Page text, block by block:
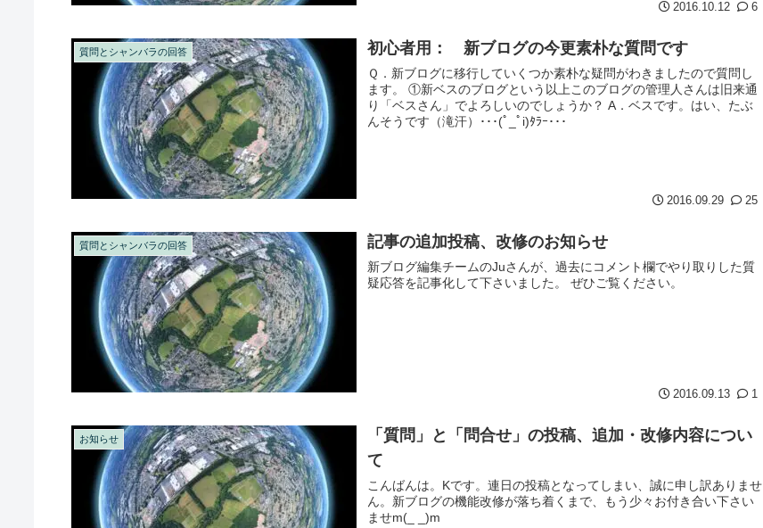
2016.10.12 6
質問とシャンバラの回答 初心者用： 新ブログの今更素朴な質問です
Ｑ．新ブログに移行していくつか素朴な疑問がわきましたので質問し
ます。 ①新ベスのブログという以上このブログの管理人さんは旧来通
り「ベスさん」でよろしいのでしょうか？ A．ベスです。はい、たぶ
んそうです（滝汗）･･･(ﾟ_ﾟi)ﾀﾗｰ･･･
2016.09.29 25
質問とシャンバラの回答 記事の追加投稿、改修のお知らせ
新ブログ編集チームのJuさんが、過去にコメント欄でやり取りした質
疑応答を記事化して下さいました。 ぜひご覧ください。
2016.09.13 1
お知らせ
「質問」と「問合せ」の投稿、追加・改修内容につい
て
こんばんは。Kです。連日の投稿となってしまい、誠に申し訳ありませ
ん。新ブログの機能改修が落ち着くまで、もう少々お付き合い下さい
ませm(_ _)m